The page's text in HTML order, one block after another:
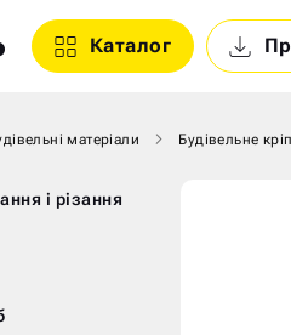
Каталог
матеріали Будівельне
і різання